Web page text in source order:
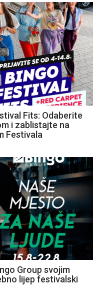
Fits: Odaberite
i zablistajte na
Festivala
Group svojim
lijep festivalski